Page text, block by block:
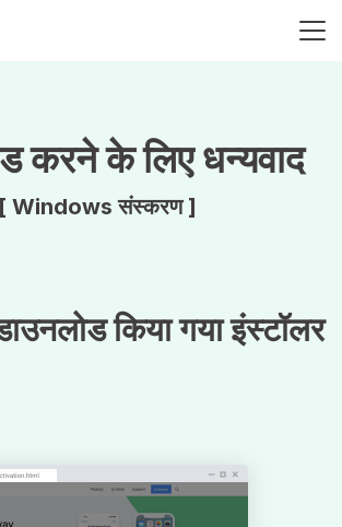
करने के लिए धन्यवाद
[ Windows संस्करण ]
किया गया इंस्टॉलर